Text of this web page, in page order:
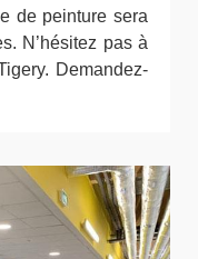
de peinture sera
N’hésitez pas à
Demandez-